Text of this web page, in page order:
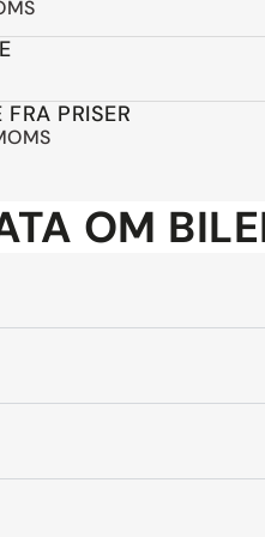
PRISER
OM